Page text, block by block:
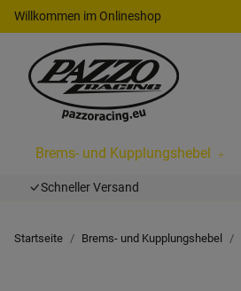
Willkommen im Onlineshop
Brems- und Kupplungshebel
Schneller Versand
Startseite Brems- und Kupplungshebel